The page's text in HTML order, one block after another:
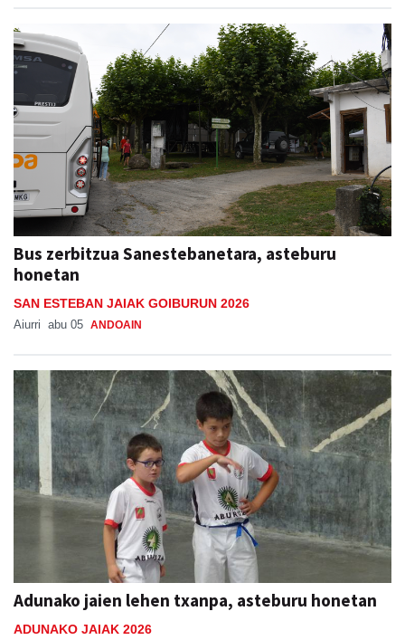
Bus zerbitzua Sanestebanetara, asteburu
honetan
SAN ESTEBAN JAIAK GOIBURUN 2026
Aiurri abu 05 ANDOAIN
Adunako jaien lehen txanpa, asteburu honetan
ADUNAKO JAIAK 2026